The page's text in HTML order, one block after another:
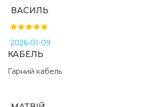
ВАСИЛЬ
2026-01-09
КАБЕЛЬ
Гарний кабель